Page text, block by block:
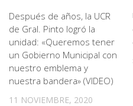
Después de años, la UCR
de Gral. Pinto logró la
unidad: «Queremos tener
un Gobierno Municipal con
nuestro emblema y
nuestra bandera» (VIDEO)
11 NOVIEMBRE, 2020